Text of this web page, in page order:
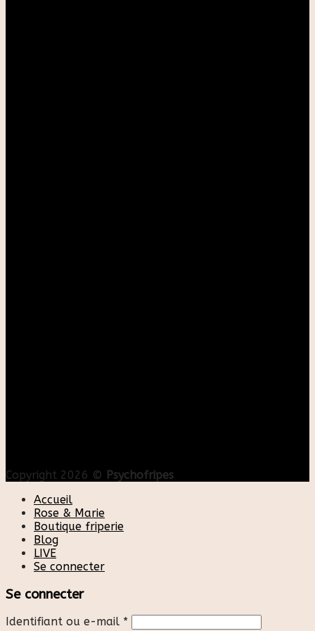
Copyright 2026 © Psychofripes
Accueil
Rose & Marie
Boutique friperie
Blog
LIVE
Se connecter
Se connecter
Identifiant ou e-mail *